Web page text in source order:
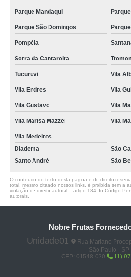
Parque Mandaqui
Parque São Domingos
Pompéia
Serra da Cantareira
Tucuruvi Vila
Vila Endres Vila
Vila Gustavo Vila
Vila Marisa Mazzei Vila
Vila Medeiros
Diadema
São
Santo André
São
O conteúdo do texto desta página é de direito
total, mesmo citando nossos links, é proibida sem a
violação de direito autoral – artigo 184 do Código
autorais
Nobre Frutas
Unidade01
Rua Mariano
São Paulo - SP
CEP: 01548-020
11)